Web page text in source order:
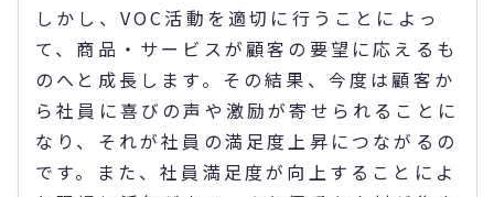
しかし、VOC活動を適切に行うことによっ
て、商品・サービスが顧客の要望に応えるも
のへと成長します。その結果、今度は顧客か
ら社員に喜びの声や激励が寄せられることに
なり、それが社員の満足度上昇につながるの
です。また、社員満足度が向上することによ